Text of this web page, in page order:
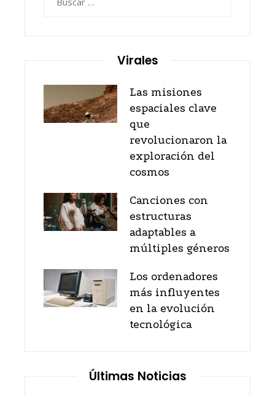
Virales
Las misiones
espaciales clave
que
revolucionaron la
exploración del
cosmos
Canciones con
estructuras
adaptables a
múltiples géneros
Los ordenadores
más influyentes
en la evolución
tecnológica
Últimas Noticias